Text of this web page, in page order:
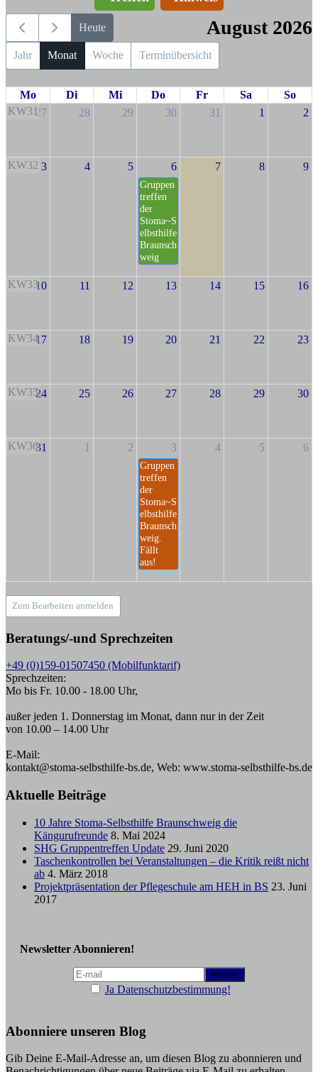
Heute August 2026
Jahr Monat Woche Terminübersicht
Mo Di Mi Do Fr Sa
So
KW3127 28 29 30 31 1 2
KW32 3 4 5 6
Gruppen
treffen
der
Stoma~S
elbsthilfe
Braunsch
weig
7 8 9
KW3310 11 12 13 14 15 16
KW3417 18 19 20 21 22 23
KW3524 25 26 27 28 29 30
KW3631 1 2 3
Gruppen
treffen
der
Stoma~S
elbsthilfe
Braunsch
weig.
Fällt
aus!
4 5 6
Zum Bearbeiten anmelden
Beratungs/-und Sprechzeiten
+49 (0)159-01507450 (Mobilfunktarif)
Sprechzeiten:
Mo bis Fr. 10.00 - 18.00 Uhr,
außer jeden 1. Donnerstag im Monat, dann nur in der Zeit
von 10.00 – 14.00 Uhr
E-Mail:
kontakt@stoma-selbsthilfe-bs.de, Web: www.stoma-selbsthilfe-bs.de
Aktuelle Beiträge
10 Jahre Stoma-Selbsthilfe Braunschweig die
Kängurufreunde 8. Mai 2024
SHG Gruppentreffen Update 29. Juni 2020
Taschenkontrollen bei Veranstaltungen – die Kritik reißt nicht
ab 4. März 2018
Projektpräsentation der Pflegeschule am HEH in BS 23. Juni
2017
Newsletter Abonnieren!
Ja Datenschutzbestimmung!
Abonniere unseren Blog
Gib Deine E-Mail-Adresse an, um diesen Blog zu abonnieren und